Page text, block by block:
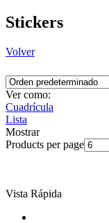
Stickers
Volver
Ver como:
Cuadrícula
Lista
Mostrar
Products per page
Vista Rápida